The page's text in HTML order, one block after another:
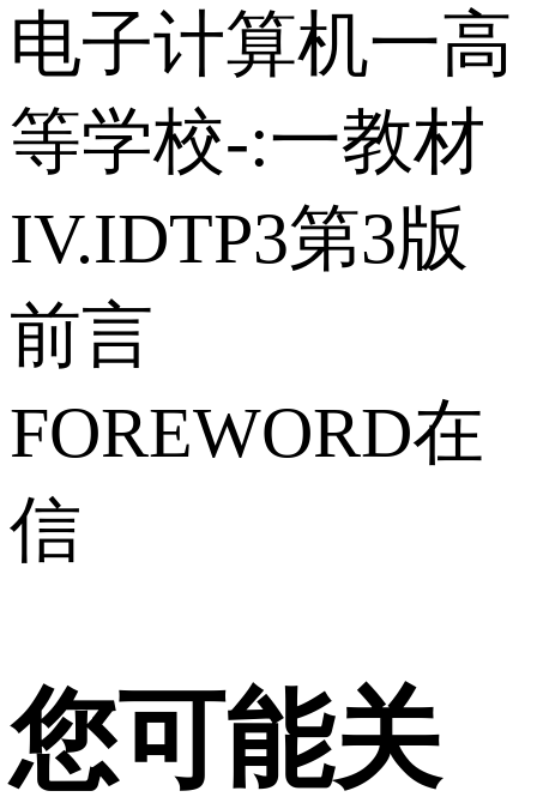
电子计算机一高
等学校-:一教材
IV.IDTP3第3版
前言
FOREWORD在
信
您可能关